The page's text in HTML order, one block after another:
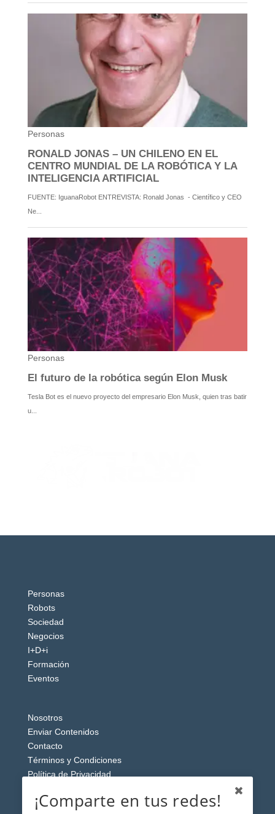
Personas
Robots
Sociedad
Negocios
I+D+i
Formación
Eventos
Nosotros
Enviar Contenidos
Contacto
Términos y Condiciones
Política de Privacidad
¡Comparte en tus redes!